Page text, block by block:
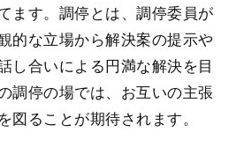
ます。調停とは、調停委員が
的な立場から解決案の提示や
し合いによる円満な解決を目
調停の場では、お互いの主張
図ることが期待されます。